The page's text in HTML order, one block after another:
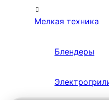
Мелкая техника
Блендеры